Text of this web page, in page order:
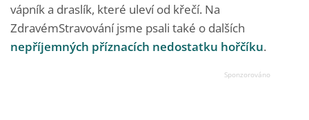
vápník a draslík, které uleví od křečí. Na
ZdravémStravování jsme psali také o dalších
nepříjemných příznacích nedostatku hořčíku.